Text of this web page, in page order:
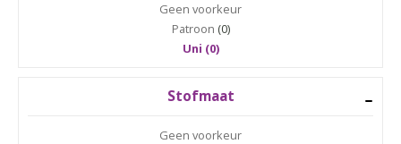
Geen voorkeur
Patroon (0)
Uni (0)
Stofmaat
Geen voorkeur